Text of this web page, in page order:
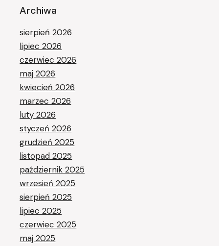
Archiwa
sierpień 2026
lipiec 2026
czerwiec 2026
maj 2026
kwiecień 2026
marzec 2026
luty 2026
styczeń 2026
grudzień 2025
listopad 2025
październik 2025
wrzesień 2025
sierpień 2025
lipiec 2025
czerwiec 2025
maj 2025